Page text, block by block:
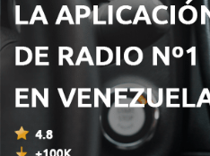
Deportes COPE